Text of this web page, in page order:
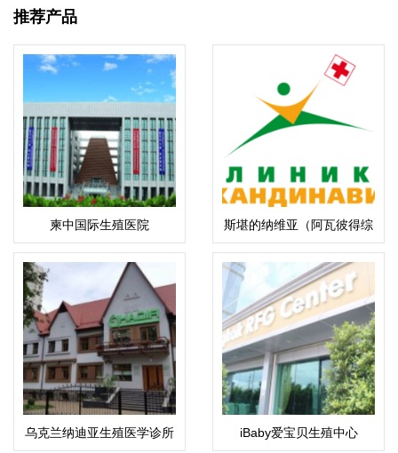
推荐产品
柬中国际生殖医院
斯堪的纳维亚（阿瓦彼得综
合医院）
乌克兰纳迪亚生殖医学诊所 iBaby爱宝贝生殖中心